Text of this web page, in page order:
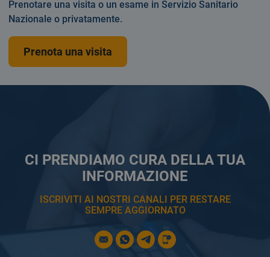
CI PRENDIAMO CURA DELLA TUA
INFORMAZIONE
ISCRIVITI AI NOSTRI CANALI PER RESTARE
SEMPRE AGGIORNATO
Prenotare una visita o un esame in Servizio Sanitario
Nazionale o privatamente.
Prenota una visita